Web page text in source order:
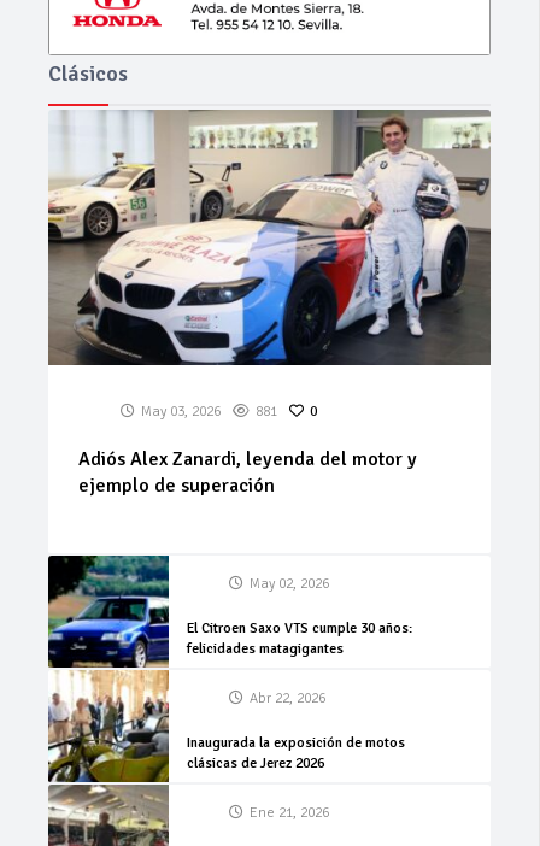
Clásicos
May 03, 2026 881 0
Adiós Alex Zanardi, leyenda del motor y
ejemplo de superación
May 02, 2026
El Citroen Saxo VTS cumple 30 años:
felicidades matagigantes
Abr 22, 2026
Inaugurada la exposición de motos
clásicas de Jerez 2026
Ene 21, 2026